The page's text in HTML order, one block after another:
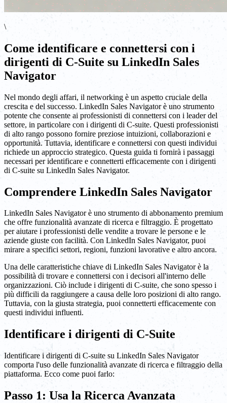
\
Come identificare e connettersi con i
dirigenti di C-Suite su LinkedIn Sales
Navigator
Nel mondo degli affari, il networking è un aspetto cruciale della
crescita e del successo. LinkedIn Sales Navigator è uno strumento
potente che consente ai professionisti di connettersi con i leader del
settore, in particolare con i dirigenti di C-suite. Questi professionisti
di alto rango possono fornire preziose intuizioni, collaborazioni e
opportunità. Tuttavia, identificare e connettersi con questi individui
richiede un approccio strategico. Questa guida ti fornirà i passaggi
necessari per identificare e connetterti efficacemente con i dirigenti
di C-suite su LinkedIn Sales Navigator.
Comprendere LinkedIn Sales Navigator
LinkedIn Sales Navigator è uno strumento di abbonamento premium
che offre funzionalità avanzate di ricerca e filtraggio. È progettato
per aiutare i professionisti delle vendite a trovare le persone e le
aziende giuste con facilità. Con LinkedIn Sales Navigator, puoi
mirare a specifici settori, regioni, funzioni lavorative e altro ancora.
Una delle caratteristiche chiave di LinkedIn Sales Navigator è la
possibilità di trovare e connettersi con i decisori all'interno delle
organizzazioni. Ciò include i dirigenti di C-suite, che sono spesso i
più difficili da raggiungere a causa delle loro posizioni di alto rango.
Tuttavia, con la giusta strategia, puoi connetterti efficacemente con
questi individui influenti.
Identificare i dirigenti di C-Suite
Identificare i dirigenti di C-suite su LinkedIn Sales Navigator
comporta l'uso delle funzionalità avanzate di ricerca e filtraggio della
piattaforma. Ecco come puoi farlo:
Passo 1: Usa la Ricerca Avanzata